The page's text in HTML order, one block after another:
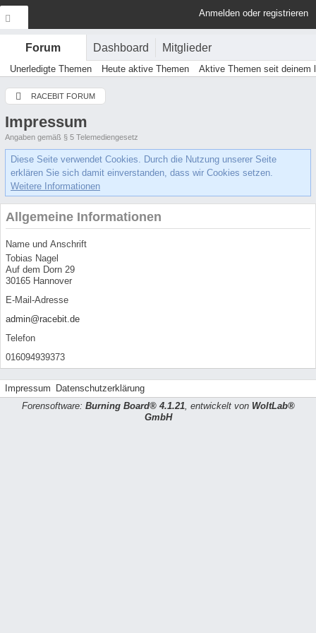
Anmelden oder registrieren
Forum Dashboard Mitglieder
Unerledigte Themen Heute aktive Themen Aktive Themen seit deinem
RACEBIT FORUM
Impressum
Angaben gemäß § 5 Telemediengesetz
Diese Seite verwendet Cookies. Durch die Nutzung unserer Seite
erklären Sie sich damit einverstanden, dass wir Cookies setzen.
Weitere Informationen
Allgemeine Informationen
Name und Anschrift
Tobias Nagel
Auf dem Dorn 29
30165 Hannover
E-Mail-Adresse
admin@racebit.de
Telefon
016094939373
Impressum
Datenschutzerklärung
Forensoftware: Burning Board® 4.1.21, entwickelt von WoltLab®
GmbH